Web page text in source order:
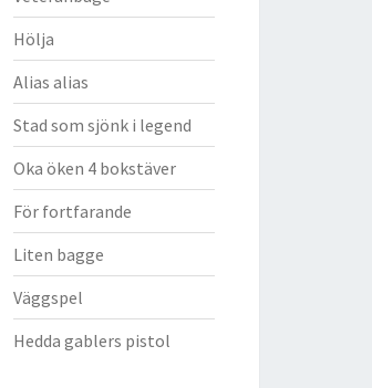
Hölja
Alias alias
Stad som sjönk i legend
Oka öken 4 bokstäver
För fortfarande
Liten bagge
Väggspel
Hedda gablers pistol